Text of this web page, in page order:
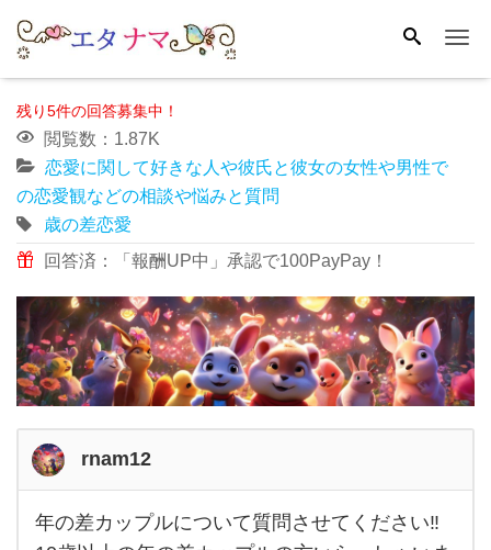
残り5件の回答募集中！
閲覧数：1.87K
恋愛に関して好きな人や彼氏と彼女の女性や男性で
の恋愛観などの相談や悩みと質問
歳の差恋愛
回答済：「報酬UP中」承認で100PayPay！
rnam12
年
年の差カップルについて質問させてください‼︎